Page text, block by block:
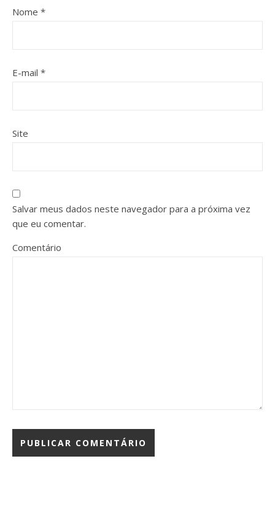
Nome *
E-mail *
Site
Salvar meus dados neste navegador para a próxima vez
que eu comentar.
Comentário